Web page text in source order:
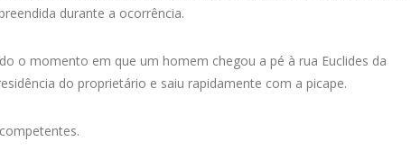
durante a ocorrência.
o momento em que um homem chegou a pé à rua Euclides da
do proprietário e saiu rapidamente com a picape.